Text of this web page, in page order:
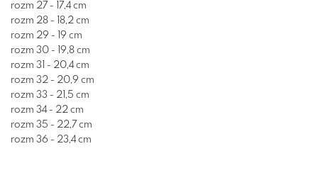
rozm 27 - 17,4 cm
rozm 28 - 18,2 cm
rozm 29 - 19 cm
rozm 30 - 19,8 cm
rozm 31 - 20,4 cm
rozm 32 - 20,9 cm
rozm 33 - 21,5 cm
rozm 34 - 22 cm
rozm 35 - 22,7 cm
rozm 36 - 23,4 cm